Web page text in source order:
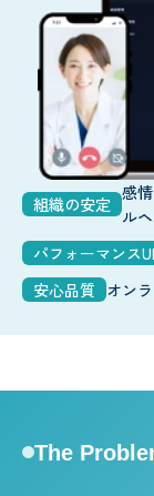
組織の安定
感
ル
パフォーマンス
安心品質 オン
The